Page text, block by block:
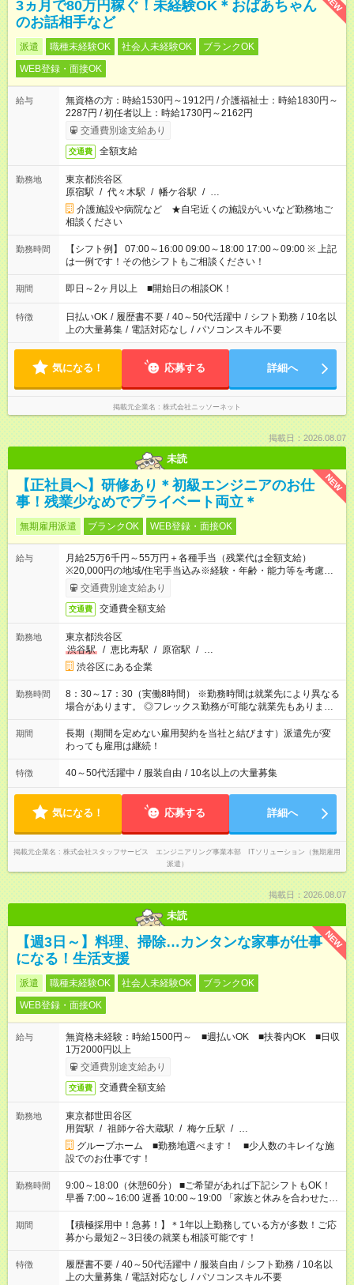
3ヵ月で80万円稼ぐ！未経験OK＊おばあちゃん
のお話相手など
派遣 職種未経験OK 社会人未経験OK
ブランクOK
WEB登録・面接OK
給与
無資格の方：時給1530円～1912円 / 介護福祉士：時給1830円～
2287円 / 初任者以上：時給1730円～2162円
交通費別途支給あり
交通費 全額支給
勤務地
東京都渋谷区
原宿駅 / 代々木駅 / 幡ケ谷駅 / …
介護施設や病院など ★自宅近くの施設がいいなど勤務地ご
相談ください
勤務時間
【シフト例】 07:00～16:00 09:00～18:00 17:00～09:00 ※ 上記
は一例です！その他シフトもご相談ください！
期間 即日～2ヶ月以上 ■開始日の相談OK！
特徴 日払いOK / 履歴書不要 / 40～50代活躍中 / シフト勤務 / 10名以
上の大量募集 / 電話対応なし / パソコンスキル不要
気になる！ 応募する 詳細へ
掲載元企業名 株式会社ニッソーネット
掲載日：2026.08.07
未読
NEW
【正社員へ】研修あり＊初級エンジニアのお仕
事！残業少なめでプライベート両立＊
無期雇用派遣 ブランクOK WEB登録・面接OK
給与
月給25万6千円～55万円＋各種手当（残業代は全額支給）
※20,000円の地域/住宅手当込み※経験・年齢・能力等を考慮し
て加給・優遇します。★同一就業先で1年以上継続したら月1万
円の継続手当支給
交通費別途支給あり
交通費 交通費全額支給
勤務地
東京都渋谷区
渋谷駅
/ 恵比寿駅 / 原宿駅 / …
渋谷区にある企業
勤務時間
8：30～17：30（実働8時間） ※勤務時間は就業先により異なる
場合があります。 ◎フレックス勤務が可能な就業先もありま
す。 ◎今よりもさらに働きやすい環境をつくるべく、 働き方
改革に全社をあげて取り組んでいます。
期間
長期（期間を定めない雇用契約を当社と結びます）派遣先が変
わっても雇用は継続！
特徴 40～50代活躍中 / 服装自由 / 10名以上の大量募集
気になる！ 応募する 詳細へ
掲載元企業名
株式会社スタッフサービス エンジニアリング事業本部 ITソリューション（無期雇用
派遣）
掲載日：2026.08.07
未読
NEW
【週3日～】料理、掃除…カンタンな家事が仕事
になる！生活支援
派遣 職種未経験OK 社会人未経験OK
ブランクOK
WEB登録・面接OK
給与
無資格未経験：時給1500円～ ■週払いOK ■扶養内OK ■日収
1万2000円以上
交通費別途支給あり
交通費 交通費全額支給
勤務地
東京都世田谷区
用賀駅 / 祖師ケ谷大蔵駅 / 梅ケ丘駅 / …
グループホーム ■勤務地選べます！ ■少人数のキレイな施
設でのお仕事です！
勤務時間
9:00～18:00（休憩60分） ■ご希望があれば下記シフトもOK！
早番 7:00～16:00 遅番 10:00～19:00 「家族と休みを合わせた
い」 「余裕を持って夕飯の準備がしたい」 「できれば残業はし
たくない」 など、ご希望を教えてくださいね。 ※Wワーク希望
の方へ 今ご覧のお仕事で希望する勤務時間と、もう1つのお仕事
の勤務時間。 合計で週40時間を超える場合は応募できません。
期間
【積極採用中！急募！】＊1年以上勤務している方が多数！ご応
募から最短2～3日後の就業も相談可能です！
特徴 履歴書不要 / 40～50代活躍中 / 服装自由 / シフト勤務 / 10名以
上の大量募集 / 電話対応なし / パソコンスキル不要